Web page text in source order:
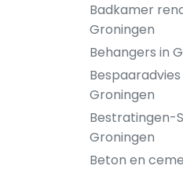
Badkamer
Groningen
Behangers in
Bespaaradvies
Groningen
Bestratingen-
Groningen
Beton en